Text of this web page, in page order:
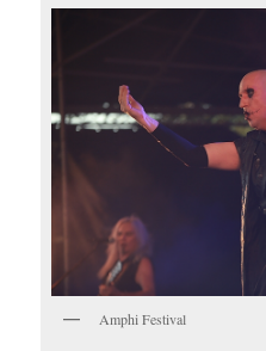
Amphi Festival